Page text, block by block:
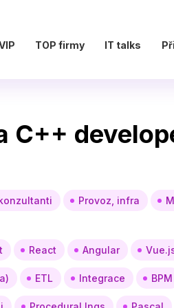
TOP firmy IT talks
C++
Provoz, infra
React Angular
ETL Integrace BPM